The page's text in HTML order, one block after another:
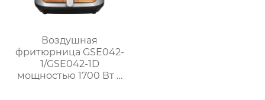
Воздушная
фритюрница GSE042-
1/GSE042-1D
мощностью 1700 Вт с